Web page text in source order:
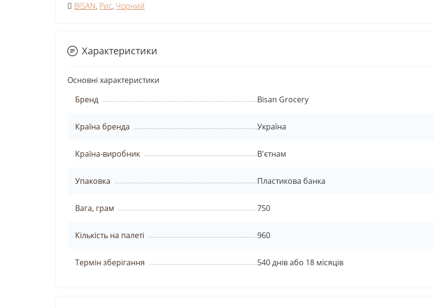
BISAN, Рис, Чорний
Характеристики
Основні характеристики
Бренд
Bisan Grocery
Країна бренда Україна
Країна-виробник В'єтнам
Упаковка Пластикова банка
Вага, грам 750
Кількість на палеті 960
Термін зберігання 540 днів або 18 місяців